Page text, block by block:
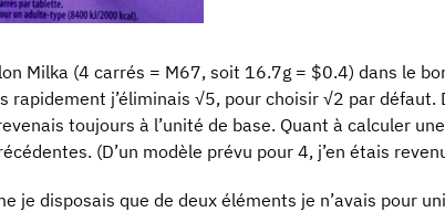
Milka (4 carrés = M67, soit 16.7g = $0.4) dans le
rapidement j’éliminais √5, pour choisir √2 par
toujours à l’unité de base. Quant à calculer
(D’un modèle prévu pour 4, j’en étais
je disposais que de deux éléments je n’avais pour